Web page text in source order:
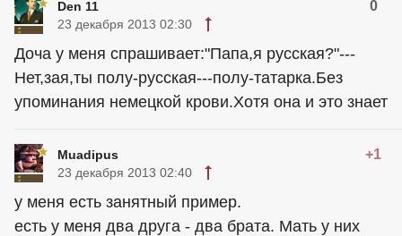
Den 11 0
23 декабря 2013 02:30
Доча у меня спрашивает:"Папа,я русская?"---
Нет,зая,ты полу-русская---полу-татарка.Без
упоминания немецкой крови.Хотя она и это знает
Muadipus +1
23 декабря 2013 02:40
у меня есть занятный пример.
есть у меня два друга - два брата. Мать у них